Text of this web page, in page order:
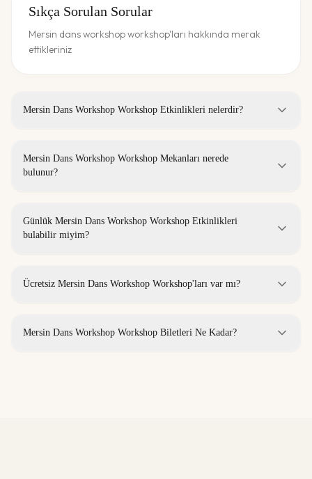
Sıkça Sorulan Sorular
Mersin dans workshop workshop'ları hakkında merak
ettikleriniz
Mersin Dans Workshop Workshop Etkinlikleri nelerdir?
Mersin Dans Workshop Workshop Mekanları nerede
bulunur?
Günlük Mersin Dans Workshop Workshop Etkinlikleri
bulabilir miyim?
Ücretsiz Mersin Dans Workshop Workshop'ları var mı?
Mersin Dans Workshop Workshop Biletleri Ne Kadar?